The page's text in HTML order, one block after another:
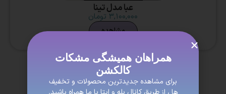
عبا مدل تینا
۳,۱۰۰,۰۰۰ تومان
مشاهده
همراهان همیشگی مشکات
کالکشن
برای مشاهده جدیدترین محصولات و تخفیف